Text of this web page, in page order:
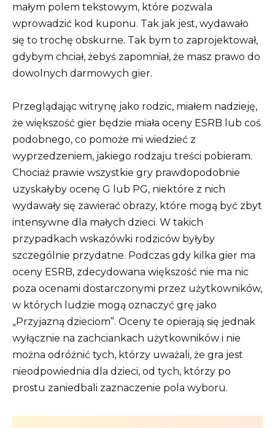
małym polem tekstowym, które pozwala
wprowadzić kod kuponu. Tak jak jest, wydawało
się to trochę obskurne. Tak bym to zaprojektował,
gdybym chciał, żebyś zapomniał, że masz prawo do
dowolnych darmowych gier.
Przeglądając witrynę jako rodzic, miałem nadzieję,
że większość gier będzie miała oceny ESRB lub coś
podobnego, co pomoże mi wiedzieć z
wyprzedzeniem, jakiego rodzaju treści pobieram.
Chociaż prawie wszystkie gry prawdopodobnie
uzyskałyby ocenę G lub PG, niektóre z nich
wydawały się zawierać obrazy, które mogą być zbyt
intensywne dla małych dzieci. W takich
przypadkach wskazówki rodziców byłyby
szczególnie przydatne. Podczas gdy kilka gier ma
oceny ESRB, zdecydowana większość nie ma nic
poza ocenami dostarczonymi przez użytkowników,
w których ludzie mogą oznaczyć grę jako
„Przyjazną dzieciom”. Oceny te opierają się jednak
wyłącznie na zachciankach użytkowników i nie
można odróżnić tych, którzy uważali, że gra jest
nieodpowiednia dla dzieci, od tych, którzy po
prostu zaniedbali zaznaczenie pola wyboru.